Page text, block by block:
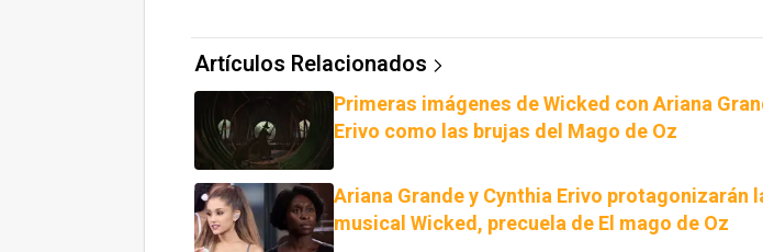
Artículos Relacionados
Primeras imágenes de Wicked con Ariana
Erivo como las brujas del Mago de Oz
Ariana Grande y Cynthia Erivo protagonizarán
musical Wicked, precuela de El mago de Oz